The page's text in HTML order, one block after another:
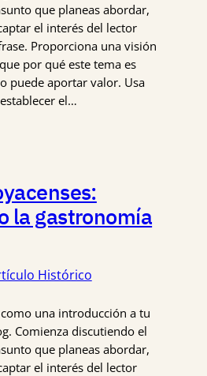
que planeas abordar,
el interés del lector
Proporciona una visión
por qué este tema es
puede aportar valor. Usa
el…
la gastronomía
Histórico
una introducción a tu
Comienza discutiendo el
que planeas abordar,
el interés del lector